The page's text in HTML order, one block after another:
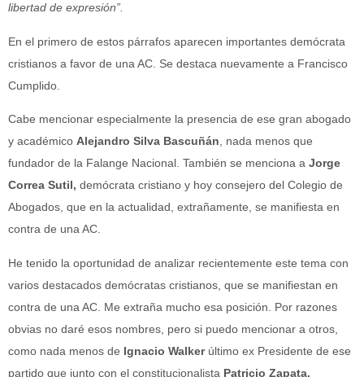
libertad de expresión”.
En el primero de estos párrafos aparecen importantes demócrata
cristianos a favor de una AC. Se destaca nuevamente a Francisco
Cumplido.
Cabe mencionar especialmente la presencia de ese gran abogado
y académico Alejandro Silva Bascuñán , nada menos que
fundador de la Falange Nacional. También se menciona a Jorge
Correa Sutil, demócrata cristiano y hoy consejero del Colegio de
Abogados, que en la actualidad, extrañamente, se manifiesta en
contra de una AC.
He tenido la oportunidad de analizar recientemente este tema con
varios destacados demócratas cristianos, que se manifiestan en
contra de una AC. Me extraña mucho esa posición. Por razones
obvias no daré esos nombres, pero si puedo mencionar a otros,
como nada menos de Ignacio Walkerúltimo ex Presidente de ese
partido que junto con el constitucionalista Patricio Zapata,